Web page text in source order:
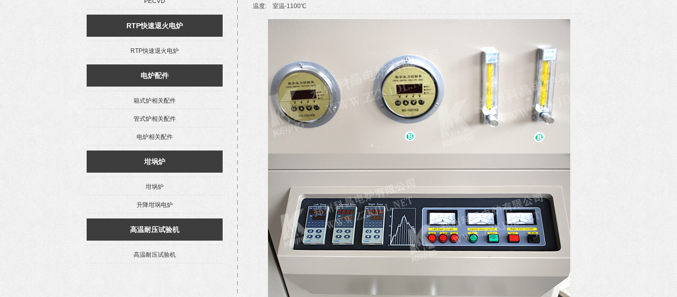
RTP快速退火电炉
RTP快速退火电炉
电炉配件
箱式炉相关配件
管式炉相关配件
电炉相关配件
坩埚炉
坩埚炉
升降坩埚电炉
高温耐压试验机
高温耐压试验机
温度: 室温-1100℃